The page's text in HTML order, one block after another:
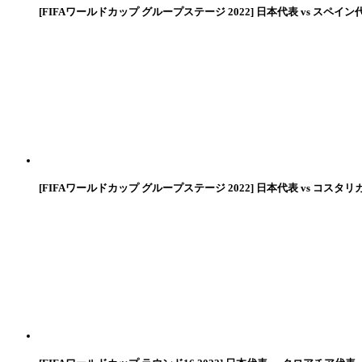
[FIFAワールドカップ グループステージ 2022] 日本代表 vs スペイン
[FIFAワールドカップ グループステージ 2022] 日本代表 vs コスタリ